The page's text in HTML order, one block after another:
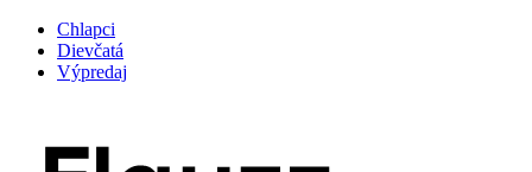
Chlapci
Dievčatá
Výpredaj